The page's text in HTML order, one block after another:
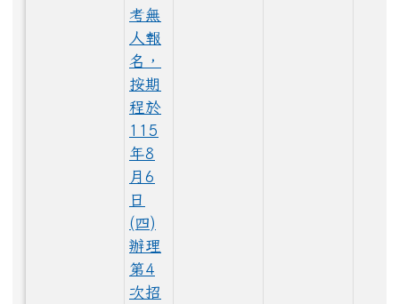
LINE_ALBUM_1150529_260603_19.jpg
LINE_ALBUM_1150528大頭照_260529_104.jpg
LINE_ALBUM_1150528大頭照_260529_90.jpg
考無
人報
名，
按期
程於
115
年8
月6
日
(四)
辦理
第4
次招